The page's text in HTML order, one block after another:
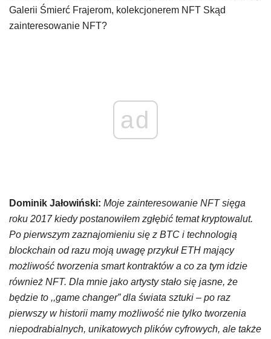
Galerii Śmierć Frajerom, kolekcjonerem NFT Skąd
zainteresowanie NFT?
ad
Dominik Jałowiński: Moje zainteresowanie NFT sięga
roku 2017 kiedy postanowiłem zgłębić temat kryptowalut.
Po pierwszym zaznajomieniu się z BTC i technologią
blockchain od razu moją uwagę przykuł ETH mający
możliwość tworzenia smart kontraktów a co za tym idzie
również NFT. Dla mnie jako artysty stało się jasne, że
będzie to ,,game changer” dla świata sztuki – po raz
pierwszy w historii mamy możliwość nie tylko tworzenia
niepodrabialnych, unikatowych plików cyfrowych, ale także